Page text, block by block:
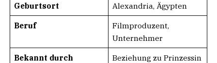
Geburtsort Alexandria, Ägypten
Beruf
Filmproduzent,
Unternehmer
Bekannt durch
Beziehung zu Prinzessin